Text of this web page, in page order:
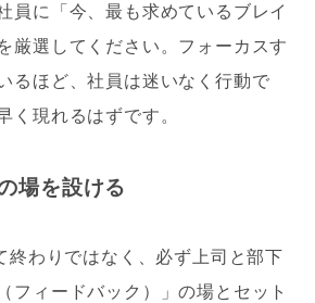
員に「今、最も求めているブレイ
厳選してください。フォーカスす
るほど、社員は迷いなく行動で
く現れるはずです。
場を設ける
終わりではなく、必ず上司と部下
フィードバック）」の場とセット